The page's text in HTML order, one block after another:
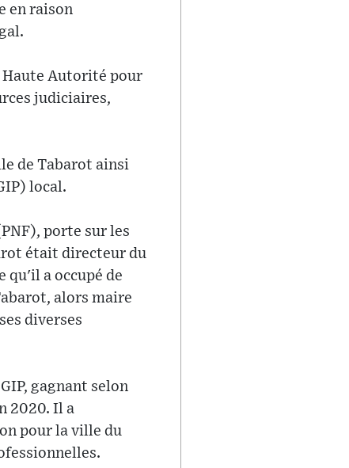
en raison
Haute Autorité pour
judiciaires,
de Tabarot ainsi
local.
porte sur les
était directeur du
qu'il a occupé de
alors maire
diverses
gagnant selon
2020. Il a
pour la ville du